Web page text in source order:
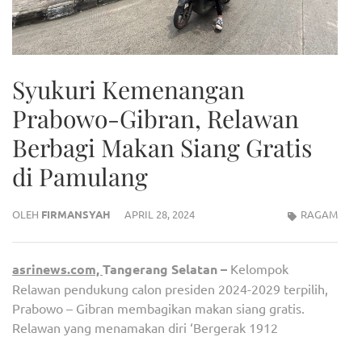
Syukuri Kemenangan
Prabowo-Gibran, Relawan
Berbagi Makan Siang Gratis
di Pamulang
OLEH FIRMANSYAH APRIL 28, 2024 RAGAM
asrinews.com,Tangerang Selatan – Kelompok
Relawan pendukung calon presiden 2024-2029 terpilih,
Prabowo – Gibran membagikan makan siang gratis.
Relawan yang menamakan diri ‘Bergerak 1912